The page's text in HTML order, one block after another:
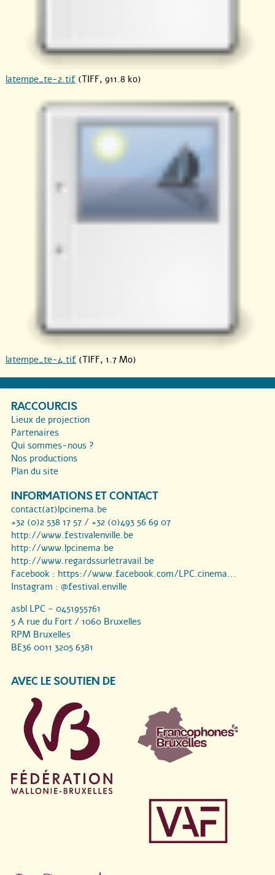
latempe_te-2.tif (TIFF, 911.8 ko)
latempe_te-4.tif (TIFF, 1.7 Mo)
RACCOURCIS
Lieux de projection
Partenaires
Qui sommes-nous ?
Nos productions
Plan du site
INFORMATIONS ET CONTACT
contact(at)lpcinema.be
+32 (0)2 538 17 57 / +32 (0)493 56 69 07
http://www.festivalenville.be
http://www.lpcinema.be
http://www.regardssurletravail.be
Facebook : https://www.facebook.com/LPC.cinema...
Instagram : @festival.enville
asbl LPC - 0451955761
5 A rue du Fort / 1060 Bruxelles
RPM Bruxelles
BE36 0011 3205 6381
AVEC LE SOUTIEN DE